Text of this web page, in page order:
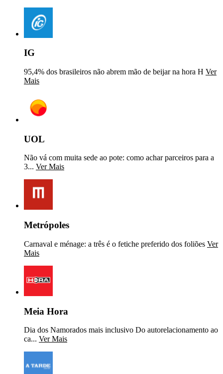
IG
95,4% dos brasileiros não abrem mão de beijar na hora H Ver
Mais
UOL
Não vá com muita sede ao pote: como achar parceiros para a
3... Ver Mais
Metrópoles
Carnaval e ménage: a três é o fetiche preferido dos foliões Ver
Mais
Meia Hora
Dia dos Namorados mais inclusivo Do autorelacionamento ao
ca... Ver Mais